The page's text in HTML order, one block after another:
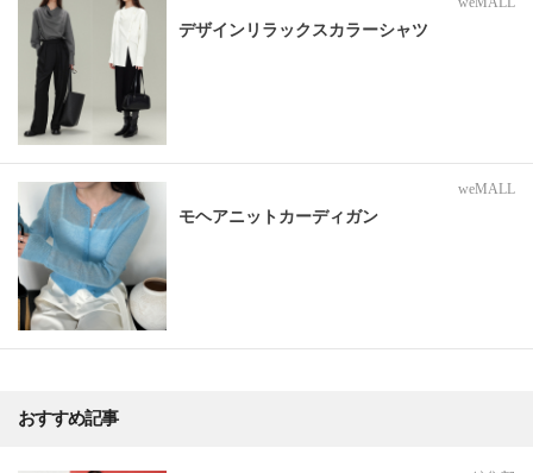
デザインリラックスカラーシャツ
weMALL
モヘアニットカーディガン
おすすめ記事